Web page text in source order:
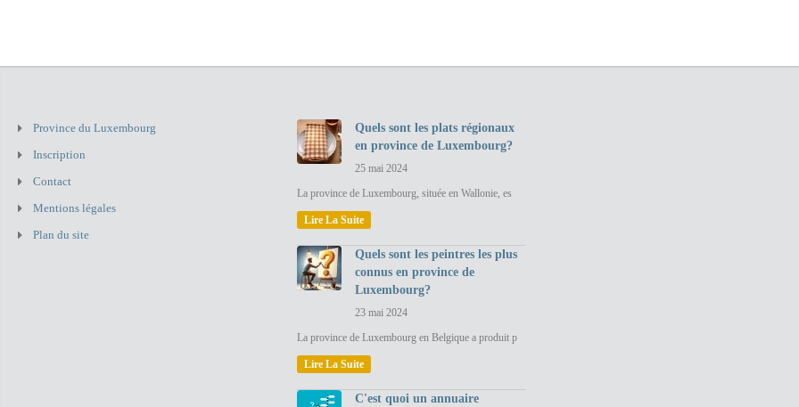
Province du Luxembourg
Inscription
Contact
Mentions légales
Plan du site
Quels sont les plats régionaux
en province de Luxembourg?
25 mai 2024
La province de Luxembourg, située en Wallonie, es
Lire La Suite
Quels sont les peintres les plus
connus en province de
Luxembourg?
23 mai 2024
La province de Luxembourg en Belgique a produit p
Lire La Suite
C'est quoi un annuaire